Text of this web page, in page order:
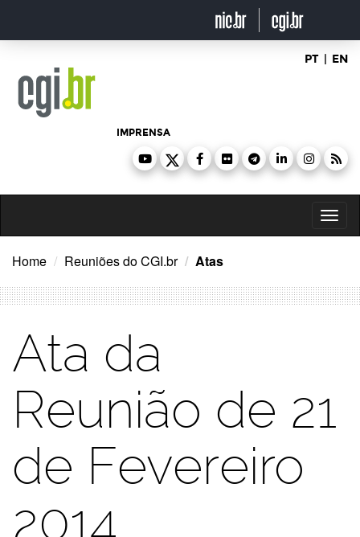
o
PT | EN
IMPRENSA
Home Reuniões do CGI.br Atas
Ata da
Reunião de 21
de Fevereiro
2014